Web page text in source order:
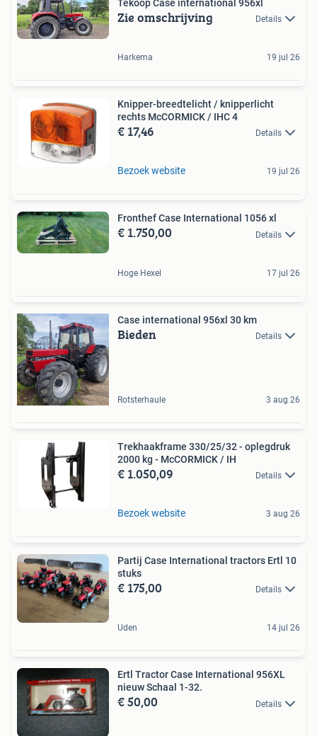
Tekoop Case international 956xl
Zie omschrijving Details
Harkema 19 jul 26
Knipper-breedtelicht / knipperlicht
rechts McCORMICK / IHC 4
€ 17,46 Details
Bezoek website 19 jul 26
Fronthef Case International 1056 xl
€ 1.750,00 Details
Hoge Hexel 17 jul 26
Case international 956xl 30 km
Bieden Details
Rotsterhaule 3 aug 26
Trekhaakframe 330/25/32 - oplegdruk
2000 kg - McCORMICK / IH
€ 1.050,09 Details
Bezoek website 3 aug 26
Partij Case International tractors Ertl 10
stuks
€ 175,00 Details
Uden 14 jul 26
Ertl Tractor Case International 956XL
nieuw Schaal 1-32.
€ 50,00 Details